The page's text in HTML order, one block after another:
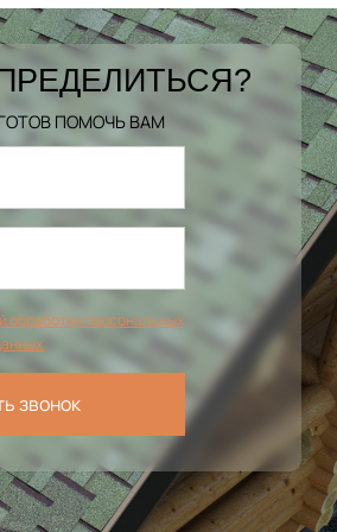
ПОМОЧЬ ВАМ
обработки персональных
звонок